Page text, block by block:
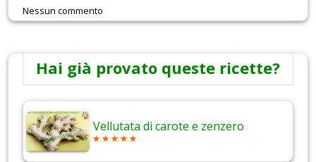
Nessun commento
Hai già provato queste ricette?
Vellutata di carote e zenzero